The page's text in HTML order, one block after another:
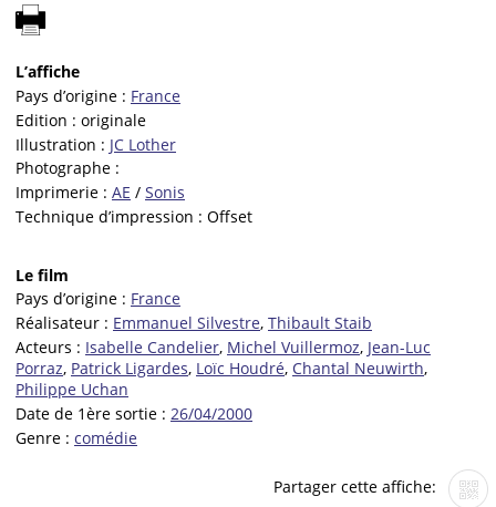
L’affiche
Pays d’origine : France
Edition : originale
Illustration : JC Lother
Photographe :
Imprimerie : AE / Sonis
Technique d’impression : Offset
Le film
Pays d’origine : France
Réalisateur : Emmanuel Silvestre, Thibault Staib
Acteurs : Isabelle Candelier, Michel Vuillermoz, Jean-Luc
Porraz, Patrick Ligardes, Loïc Houdré, Chantal Neuwirth,
Philippe Uchan
Date de 1ère sortie : 26/04/2000
Genre : comédie
Partager cette affiche: